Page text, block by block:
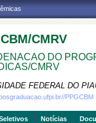
CMRV
DO
CMRV
FEDERAL DO
PPGCBM
Notícias